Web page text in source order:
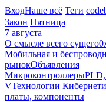
ВходНаше всё Теги
Закон Пятница
7 августа
О смысле всего сущего
Мобильная и
рынокОбъявления
Микроконтроллеры
VТехнологии
платы, компоненты